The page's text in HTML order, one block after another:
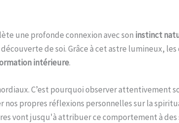
une profonde connexion avec son instinct
de soi. Grâce à cet astre lumineux,
intérieure.
C’est pourquoi observer attentivement
nos propres réflexions personnelles sur la
vont jusqu'à attribuer ce comportement à des